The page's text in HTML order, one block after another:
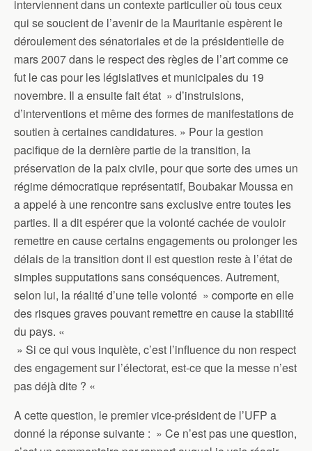
interviennent dans un contexte particulier où tous ceux
qui se soucient de l’avenir de la Mauritanie espèrent le
déroulement des sénatoriales et de la présidentielle de
mars 2007 dans le respect des règles de l’art comme ce
fut le cas pour les législatives et municipales du 19
novembre. Il a ensuite fait état » d’instruisions,
d’interventions et même des formes de manifestations de
soutien à certaines candidatures. » Pour la gestion
pacifique de la dernière partie de la transition, la
préservation de la paix civile, pour que sorte des urnes un
régime démocratique représentatif, Boubakar Moussa en
a appelé à une rencontre sans exclusive entre toutes les
parties. Il a dit espérer que la volonté cachée de vouloir
remettre en cause certains engagements ou prolonger les
délais de la transition dont il est question reste à l’état de
simples supputations sans conséquences. Autrement,
selon lui, la réalité d’une telle volonté » comporte en elle
des risques graves pouvant remettre en cause la stabilité
du pays. «
» Si ce qui vous inquiète, c’est l’influence du non respect
des engagement sur l’électorat, est-ce que la messe n’est
pas déjà dite ? «
A cette question, le premier vice-président de l’UFP a
donné la réponse suivante : » Ce n’est pas une question,